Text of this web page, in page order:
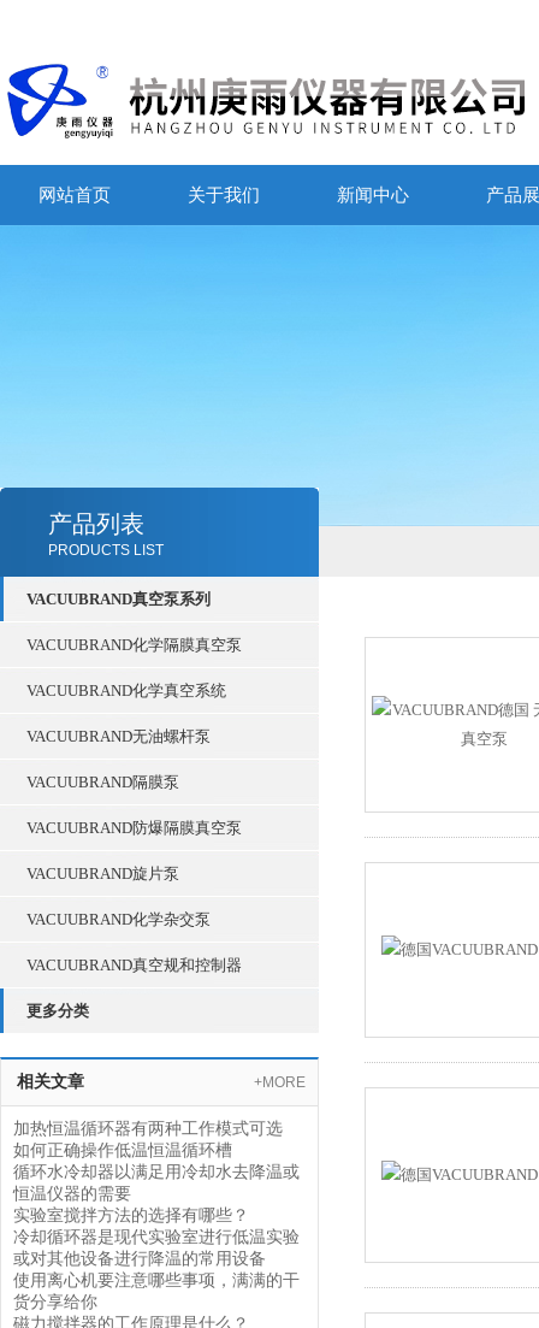
网站首页 关于我们 新闻中心 产品
产品列表
PRODUCTS LIST
VACUUBRAND真空泵系列
VACUUBRAND化学隔膜真空泵
VACUUBRAND化学真空系统
VACUUBRAND无油螺杆泵
VACUUBRAND隔膜泵
VACUUBRAND防爆隔膜真空泵
VACUUBRAND旋片泵
VACUUBRAND化学杂交泵
VACUUBRAND真空规和控制器
更多分类
相关文章 +MORE
加热恒温循环器有两种工作模式可选
如何正确操作低温恒温循环槽
循环水冷却器以满足用冷却水去降温或
恒温仪器的需要
实验室搅拌方法的选择有哪些？
冷却循环器是现代实验室进行低温实验
或对其他设备进行降温的常用设备
使用离心机要注意哪些事项，满满的干
货分享给你
磁力搅拌器的工作原理是什么？